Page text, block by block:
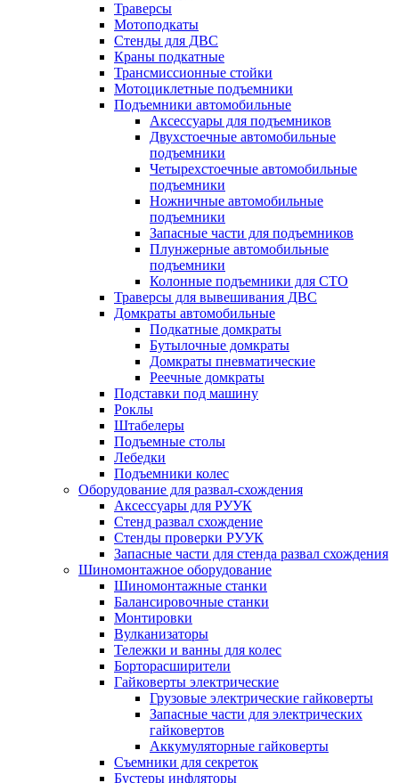
Траверсы
Мотоподкаты
Стенды для ДВС
Краны подкатные
Трансмиссионные стойки
Мотоциклетные подъемники
Подъемники автомобильные
Аксессуары для подъемников
Двухстоечные автомобильные
подъемники
Четырехстоечные автомобильные
подъемники
Ножничные автомобильные
подъемники
Запасные части для подъемников
Плунжерные автомобильные
подъемники
Колонные подъемники для СТО
Траверсы для вывешивания ДВС
Домкраты автомобильные
Подкатные домкраты
Бутылочные домкраты
Домкраты пневматические
Реечные домкраты
Подставки под машину
Роклы
Штабелеры
Подъемные столы
Лебедки
Подъемники колес
Оборудование для развал-схождения
Аксессуары для РУУК
Стенд развал схождение
Стенды проверки РУУК
Запасные части для стенда развал схождения
Шиномонтажное оборудование
Шиномонтажные станки
Балансировочные станки
Монтировки
Вулканизаторы
Тележки и ванны для колес
Борторасширители
Гайковерты электрические
Грузовые электрические гайковерты
Запасные части для электрических
гайковертов
Аккумуляторные гайковерты
Съемники для секреток
Бустеры инфляторы